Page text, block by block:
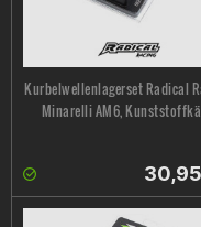
Kurbelwellenlagerset Radical
Minarelli AM6,